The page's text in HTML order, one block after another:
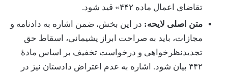
تقاضای اعمال ماده ۴۴۲» قید شود.
متن اصلی لایحه: در این بخش، ضمن اشاره به دادنامه و
مجازات، باید به صراحت ابراز پشیمانی، اسقاط حق
تجدیدنظرخواهی و درخواست تخفیف بر اساس مادۀ
۴۴۲ بیان شود. اشاره به عدم اعتراض دادستان نیز در